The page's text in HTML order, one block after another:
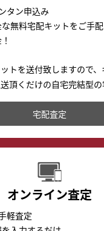
タン申込み
無料宅配キットをご手配
トを送付致しますので
頂くだけの自宅完結型
全に査定・買取に出すこ
宅配査定
オンライン査定
軽査定